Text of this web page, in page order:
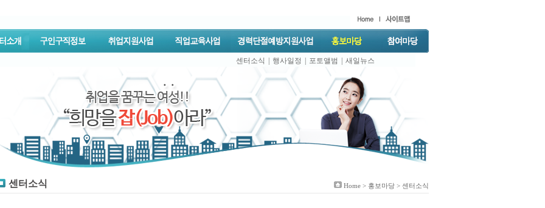
센터소식 행사일정 포토앨범 새일뉴스
센터소식 Home > 홍보마당 > 센터소식